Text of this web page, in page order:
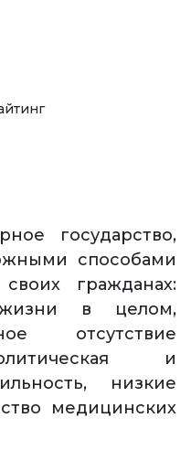
государство,
способами
гражданах:
в целом,
отсутствие
и
низкие
медицинских